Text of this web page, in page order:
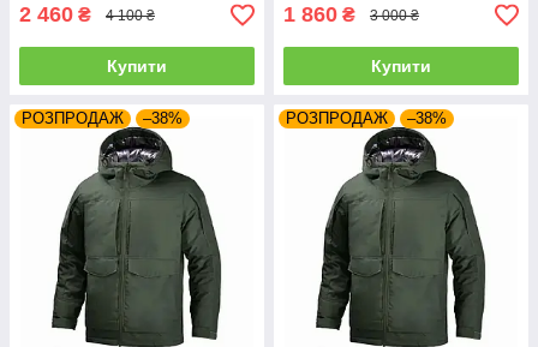
2 460 ₴ 4 100 ₴
Купити
1 860 ₴ 3 000 ₴
Купити
РОЗПРОДАЖ –38% РОЗПРОДАЖ –38%